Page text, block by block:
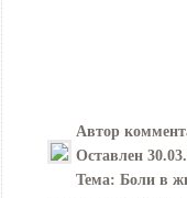
Автор
Оставлен
Тема: Боли в